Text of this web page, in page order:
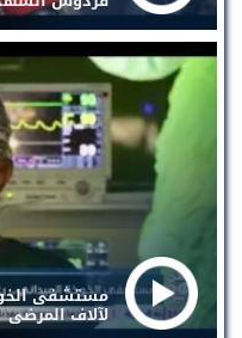
مستشفى
لآلاف المرضى